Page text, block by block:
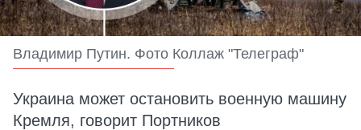
Владимир Путин. Фото Коллаж "Телеграф"
Украина может остановить военную машину
Кремля, говорит Портников